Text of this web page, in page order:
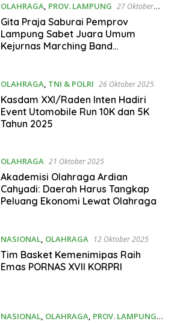
OLAHRAGA, PROV. LAMPUNG 27 Oktober
2025
Gita Praja Saburai Pemprov
Lampung Sabet Juara Umum
Kejurnas Marching Band
OLAHRAGA, TNI & POLRI 26 Oktober 2025
Kasdam XXI/Raden Inten Hadiri
Event Utomobile Run 10K dan 5K
Tahun 2025
OLAHRAGA 21 Oktober 2025
Akademisi Olahraga Ardian
Cahyadi: Daerah Harus Tangkap
Peluang Ekonomi Lewat Olahraga
NASIONAL OLAHRAGA 12 Oktober 2025
Tim Basket Kemenimipas Raih
Emas PORNAS XVII KORPRI
NASIONAL, OLAHRAGA, PROV. LAMPUNG